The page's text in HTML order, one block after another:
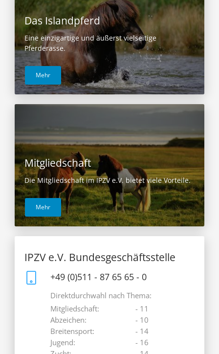
Das Islandpferd
Eine einzigartige und äußerst vielseitige
Pferderasse.
Mehr
Mitgliedschaft
Die Mitgliedschaft im IPZV e.V. bietet viele Vorteile.
Mehr
IPZV e.V. Bundesgeschäftsstelle
+49 (0)511 - 87 65 65 - 0
Direktdurchwahl nach Thema:
Mitgliedschaft:
Abzeichen:
Breitensport:
Jugend:
- 11
- 10
- 14
- 16